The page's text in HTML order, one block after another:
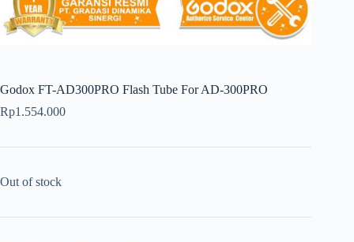
Godox FT-AD300PRO Flash Tube For AD-300PRO
Rp1.554.000
Out of stock